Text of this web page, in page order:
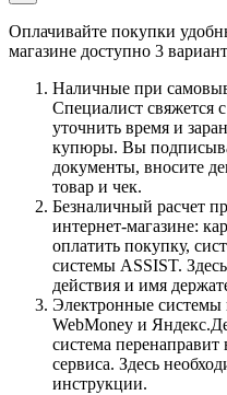
Оплачивайте покупки
магазине доступно 3
Наличные при
Специалист свяжется
уточнить время и
купюры. Вы
документы, вносите
товар и чек.
Безналичный расчет
интернет-магазине:
оплатить покупку,
системы ASSIST.
действия и имя
Электронные системы
WebMoney и
система
сервиса. Здесь
инструкции.